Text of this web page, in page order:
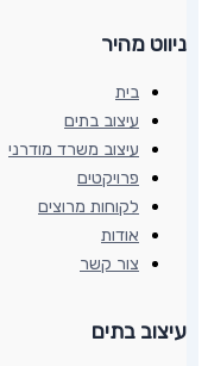
ניווט מהיר
בית
עיצוב בתים
עיצוב משרד מודרני
פרויקטים
לקוחות מרוצים
אודות
צור קשר
עיצוב בתים​